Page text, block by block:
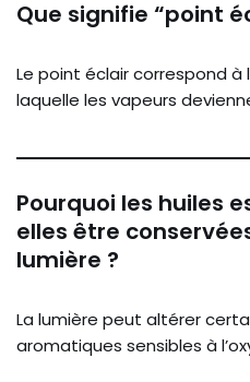
Que signifie “point
Le point éclair correspond
laquelle les vapeurs
Pourquoi les huiles
elles être
lumière ?
La lumière peut altérer
aromatiques sensibles à